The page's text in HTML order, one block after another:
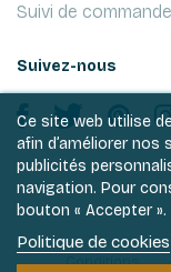
Suivi de
Suivez-nous
Ce site web utilise
afin d’améliorer nos
publicités
navigation. Pour
bouton « Accepter ».
Politique de cookies
Conditions